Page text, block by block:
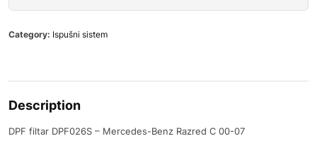
Category: Ispušni sistem
Description
DPF filtar DPF026S – Mercedes-Benz Razred C 00-07